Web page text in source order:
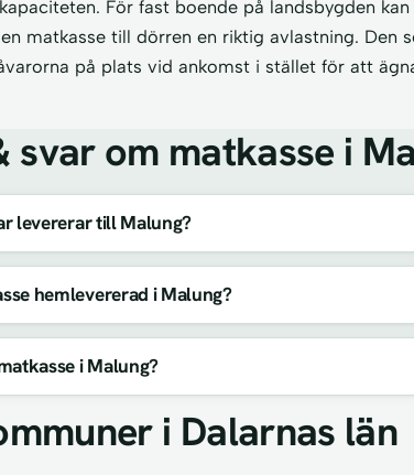
För fast boende på landsbygden
matkasse till dörren en riktig avlastning. Den
på plats vid ankomst i stället för att
svar om matkasse i
levererar till Malung?
hemlevererad i Malung?
i Malung?
i Dalarnas län